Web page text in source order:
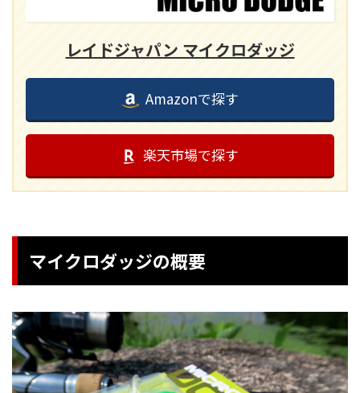
レイドジャパン マイクロダッジ
Amazonで探す
楽天市場で探す
マイクロダッジの概要